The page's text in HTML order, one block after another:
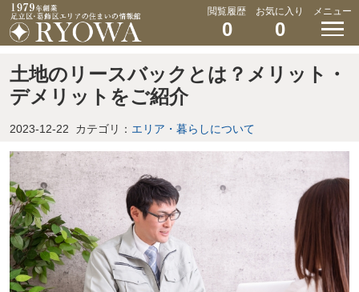
閲覧履歴
0
お気に入り
0
メニュー
土地のリースバックとは？メリット・
デメリットをご紹介
2023-12-22 カテゴリ： エリア・暮らしについて